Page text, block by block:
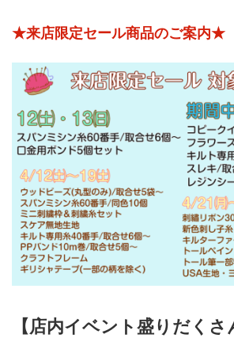
★来店限定セール商品のご案内★
【店内イベント盛りだくさ